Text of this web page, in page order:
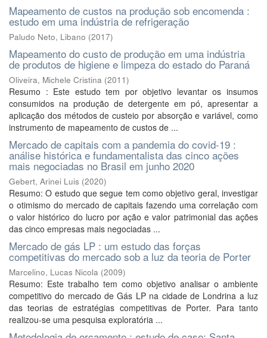
Mapeamento de custos na produção sob encomenda :
estudo em uma indústria de refrigeração
Paludo Neto, Libano (2017)
Mapeamento do custo de produção em uma indústria
de produtos de higiene e limpeza do estado do Paraná
Oliveira, Michele Cristina (2011)
Resumo : Este estudo tem por objetivo levantar os insumos
consumidos na produção de detergente em pó, apresentar a
aplicação dos métodos de custeio por absorção e variável, como
instrumento de mapeamento de custos de ...
Mercado de capitais com a pandemia do covid-19 :
análise histórica e fundamentalista das cinco ações
mais negociadas no Brasil em junho 2020
Gebert, Arinei Luis (2020)
Resumo: O estudo que segue tem como objetivo geral, investigar
o otimismo do mercado de capitais fazendo uma correlação com
o valor histórico do lucro por ação e valor patrimonial das ações
das cinco empresas mais negociadas ...
Mercado de gás LP : um estudo das forças
competitivas do mercado sob a luz da teoria de Porter
Marcelino, Lucas Nicola (2009)
Resumo: Este trabalho tem como objetivo analisar o ambiente
competitivo do mercado de Gás LP na cidade de Londrina a luz
das teorias de estratégias competitivas de Porter. Para tanto
realizou-se uma pesquisa exploratória ...